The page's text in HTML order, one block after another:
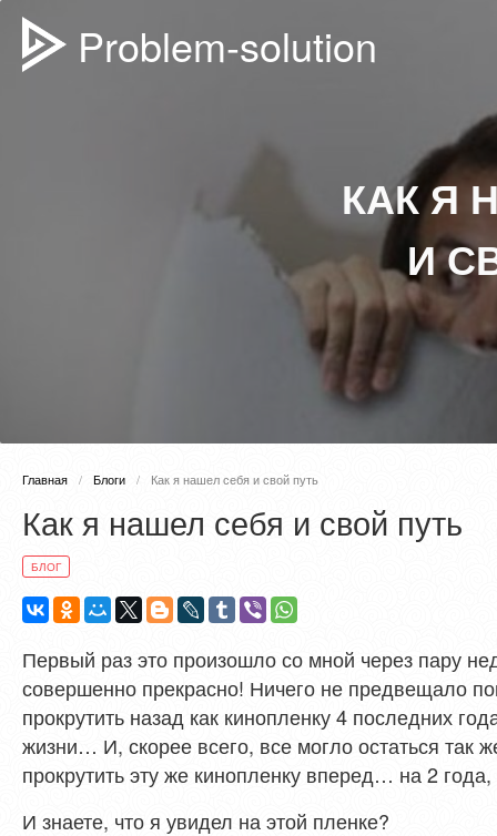
Problem-solution
КАК Я
И
Главная Блоги Как я нашел себя и свой путь
Как я нашел себя и свой путь
БЛОГ
Первый раз это произошло со мной через пару
совершенно прекрасно! Ничего не предвещало
прокрутить назад как кинопленку 4 последних
жизни… И, скорее всего, все могло остаться
прокрутить эту же кинопленку вперед… на 2
И знаете, что я увидел на этой пленке?